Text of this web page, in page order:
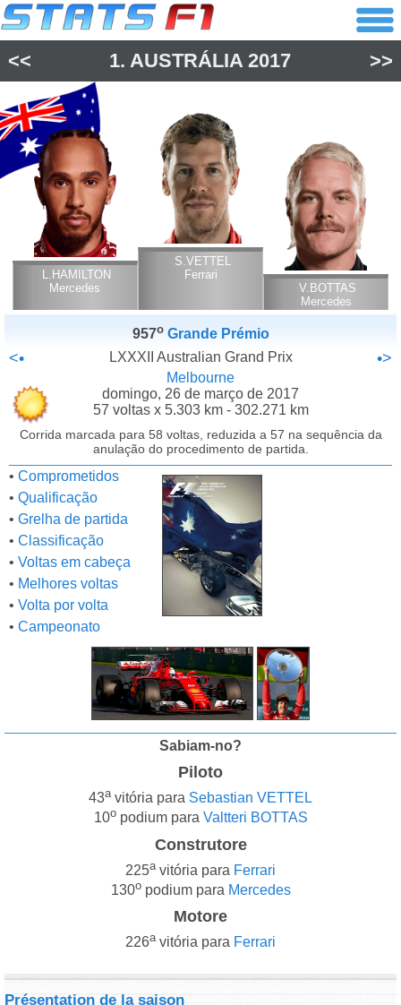
<< 1.AUSTRÁLIA 2017 >>
L.HAMILTON
Mercedes
S.VETTEL
Ferrari
V.BOTTAS
Mercedes
957o Grande Prémio
<• LXXXII Australian Grand Prix •>
Melbourne
domingo, 26 de março de 2017
57 voltas x 5.303 km - 302.271 km
Corrida marcada para 58 voltas, reduzida a 57 na sequência da
anulação do procedimento de partida.
• Comprometidos
• Qualificação
• Grelha de partida
• Classificação
• Voltas em cabeça
• Melhores voltas
• Volta por volta
• Campeonato
Sabiam-no?
Piloto
43avitória para Sebastian VETTEL
10opodium para Valtteri BOTTAS
Construtore
225avitória para Ferrari
130opodium para Mercedes
Motore
226avitória para Ferrari
Présentation de la saison